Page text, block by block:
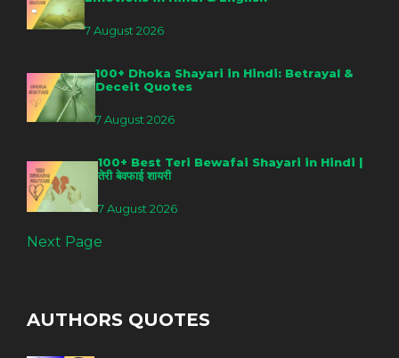
7 August 2026
100+ Dhoka Shayari in Hindi: Betrayal &
Deceit Quotes
7 August 2026
100+ Best Teri Bewafai Shayari in Hindi |
तेरी बेवफाई शायरी
7 August 2026
Next Page
AUTHORS QUOTES